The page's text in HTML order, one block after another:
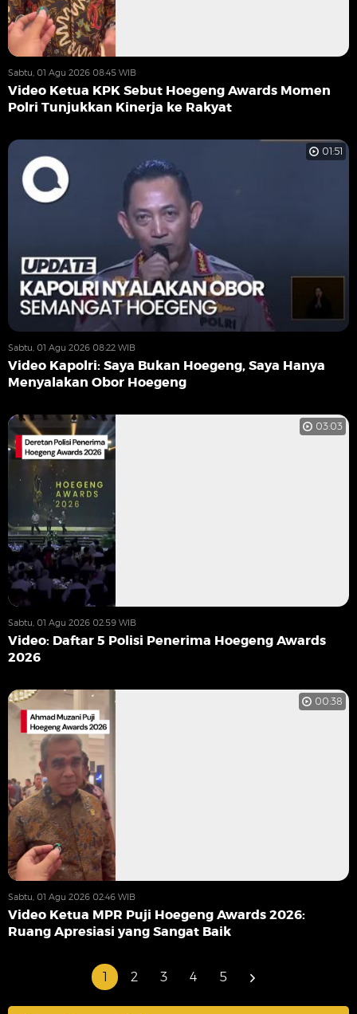
Sabtu, 01 Agu 2026 08:45 WIB
Video Ketua KPK Sebut Hoegeng Awards Momen
Polri Tunjukkan Kinerja ke Rakyat
01:51
Sabtu, 01 Agu 2026 08:22 WIB
Video Kapolri: Saya Bukan Hoegeng, Saya Hanya
Menyalakan Obor Hoegeng
03:03
Sabtu, 01 Agu 2026 02:59 WIB
Video: Daftar 5 Polisi Penerima Hoegeng Awards
2026
00:38
Sabtu, 01 Agu 2026 02:46 WIB
Video Ketua MPR Puji Hoegeng Awards 2026:
Ruang Apresiasi yang Sangat Baik
1 2 3 4 5